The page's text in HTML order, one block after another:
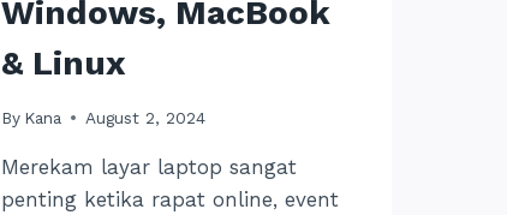
Windows, MacBook
& Linux
By Kana August 2, 2024
Merekam layar laptop sangat
penting ketika rapat online, event